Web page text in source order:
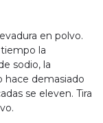
en polvo.
la
sodio, la
hace demasiado
se eleven. Tira